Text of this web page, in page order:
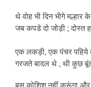
थे वोह भी दिन भीगे मल्हार के
जब कपडे दो जोड़ी ; दोस्त
एक लकड़ी, एक पंचर पहिये
गरजते बादल थे , थी कुछ
बस कोशिश नहीं करूंगा